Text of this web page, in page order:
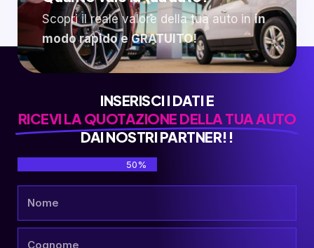
Scopri il reale valore della tua auto inin
modo rapido e GRATUITO!
INSERISCI I DATI E
RICEVI LA QUOTAZIONE DELLA TUA AUTO
DAI NOSTRI PARTNER!!
50%